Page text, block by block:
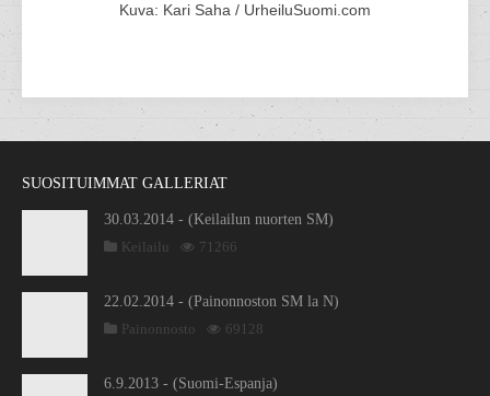
Kuva: Kari Saha / UrheiluSuomi.com
SUOSITUIMMAT GALLERIAT
30.03.2014 - (Keilailun nuorten SM)
Keilailu
71266
22.02.2014 - (Painonnoston SM la N)
Painonnosto
69128
6.9.2013 - (Suomi-Espanja)